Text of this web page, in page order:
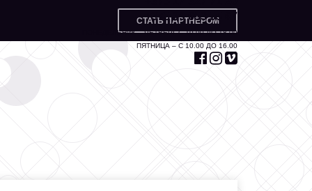
СТАТЬ ПАРТНЁРОМ
+375 29 653 55 67
ПОНЕДЕЛЬНИК – ЧЕТВЕРГ С 10.00 ДО 18.00
ПЯТНИЦА – С 10.00 ДО 16.00